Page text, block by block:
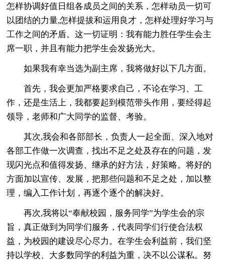
怎样协调好值日组各成员之间的关系，怎样动员一切可
以团结的力量,怎样提拔和运用良才，怎样处理好学习与
工作之间的矛盾。这一切证明：我有能力胜任学生会主
席一职，并且有能力把学生会发扬光大。
如果我有幸当选为副主席，我将做好以下几方面。
首先，我会更加严格要求自己，不论在学习、工
作，还是生活上，我都要起到模范带头作用，要经得起
领导，老师和广大同学的监督、考验。
其次,我会和各部部长，负责人一起全面、深入地对
各部工作做一次调查，找出不足之处及存在的问题，发
现闪光点和值得发扬、继承的好方法，好策略。将好的
方面加以宣传、发展，把那些问题和不足之处，加以整
理，编入工作计划，再逐个逐个的解决好。
再次,我将以“奉献校园，服务同学”为学生会的宗
旨，真正做到为同学们服务，代表同学们行使合法权
益，为校园的建设尽心尽力。在学生会利益前，我们坚
持以学校、大多数同学的利益为重，决不以公谋私。努